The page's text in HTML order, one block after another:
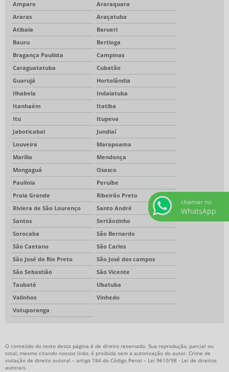
Amparo
Araraquara
Araras
Araçatuba
Atibaia
Barueri
Bauru
Bertioga
Bragança Paulista
Campinas
Caraguatatuba
Cubatão
Guarujá
Hortolândia
Ilhabela
Indaiatuba
Itanhaém
Itatiba
Itu
Itupeva
Jaboticabal
Jundiaí
Louveira
Marapoama
Marília
Mendonça
Mongaguá
Osasco
Paulínia
Peruíbe
Praia Grande
Ribeirão Preto
Riviera de São Lourenço
Santo André
Santos
Sertãozinho
Sorocaba
São Bernardo
São Caetano
São Carlos
São José do Rio Preto
São José dos campos
São Sebastião
São Vicente
Taubaté
Ubatuba
Valinhos
Vinhedo
Votuporanga
O conteúdo do texto desta página é de direito reservado. Sua reprodução, parcial ou
total, mesmo citando nossos links, é proibida sem a autorização do autor. Crime de
violação de direito autoral – artigo 184 do Código Penal – Lei 9610/98 - Lei de direitos
autorais.
chamar no
WhatsApp